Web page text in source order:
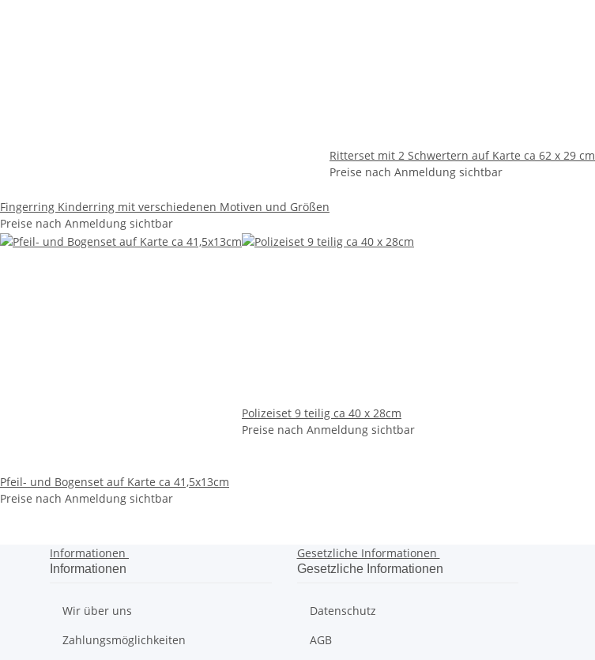
Fingerring Kinderring mit verschiedenen Motiven und Größen
Preise nach Anmeldung sichtbar
Ritterset mit 2 Schwertern auf Karte ca 62 x 29 cm
Preise nach Anmeldung sichtbar
Pfeil- und Bogenset auf Karte ca 41,5x13cm
Preise nach Anmeldung sichtbar
Polizeiset 9 teilig ca 40 x 28cm
Preise nach Anmeldung sichtbar
Informationen
Informationen
Wir über uns
Zahlungsmöglichkeiten
Gesetzliche Informationen
Gesetzliche Informationen
Datenschutz
AGB